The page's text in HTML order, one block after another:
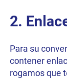
2.
Para su
contener
rogamos que